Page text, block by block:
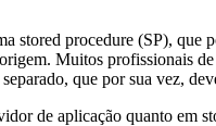
stored procedure (SP),
Muitos profissionais
que por sua vez,
de aplicação quanto em